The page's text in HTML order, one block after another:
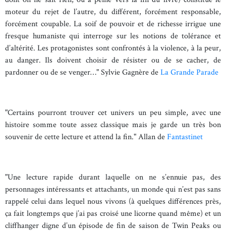
moteur du rejet de l’autre, du différent, forcément responsable,
forcément coupable. La soif de pouvoir et de richesse irrigue une
fresque humaniste qui interroge sur les notions de tolérance et
d’altérité. Les protagonistes sont confrontés à la violence, à la peur,
au danger. Ils doivent choisir de résister ou de se cacher, de
pardonner ou de se venger…" Sylvie Gagnère deLa Grande Parade
"Certains pourront trouver cet univers un peu simple, avec une
histoire somme toute assez classique mais je garde un très bon
souvenir de cette lecture et attend la fin." Allan deFantastinet
"Une lecture rapide durant laquelle on ne s’ennuie pas, des
personnages intéressants et attachants, un monde qui n’est pas sans
rappelé celui dans lequel nous vivons (à quelques différences près,
ça fait longtemps que j’ai pas croisé une licorne quand même) et un
cliffhanger digne d’un épisode de fin de saison de Twin Peaks ou